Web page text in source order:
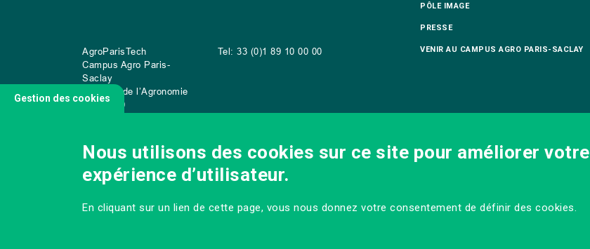
AgroParisTech
Campus Agro Paris-
Saclay
22 place de l’Agronomie
CS20040
Tel: 33 (0)1 89 10 00 00
PÔLE IMAGE
PRESSE
VENIR AU CAMPUS AGRO PARIS-SACLAY
Gestion des cookies
Nous utilisons des cookies sur ce site pour améliorer votre
expérience d’utilisateur.
En cliquant sur un lien de cette page, vous nous donnez votre consentement de définir des cookies.